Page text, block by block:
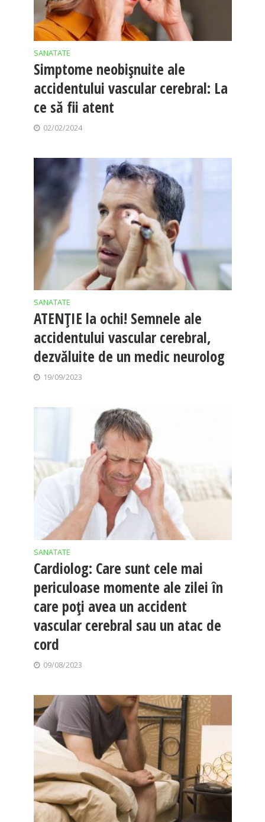
SANATATE
Simptome neobișnuite ale
accidentului vascular cerebral: La
ce să fii atent
02/02/2024
SANATATE
ATENŢIE la ochi! Semnele ale
accidentului vascular cerebral,
dezvăluite de un medic neurolog
19/09/2023
SANATATE
Cardiolog: Care sunt cele mai
periculoase momente ale zilei în
care poți avea un accident
vascular cerebral sau un atac de
cord
09/08/2023